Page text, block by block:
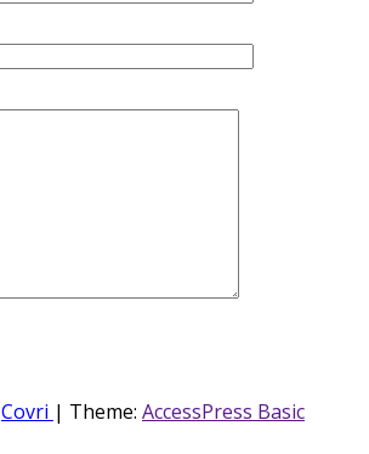
Covri | Theme: AccessPress Basic